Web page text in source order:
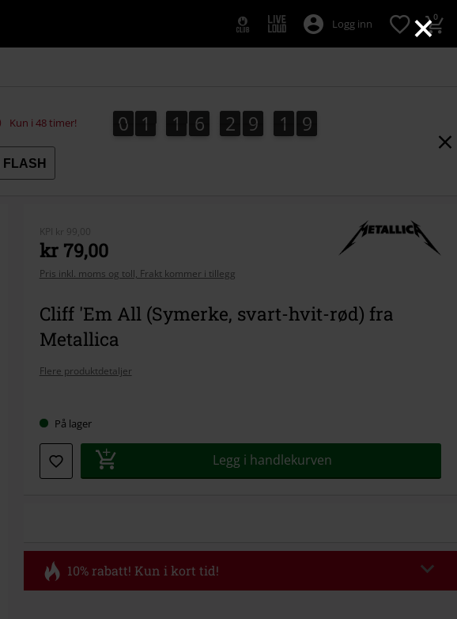
×
Logg inn 0
Kun i 48 timer! 0
0 1
1 1
1 6
6 2
2 9
9 1
2
1 7
8
7
9
8
FLASH
KPI kr 99,00
kr 79,00
Pris inkl. moms og toll, Frakt kommer i tillegg
Cliff 'Em All (Symerke, svart-hvit-rød) fra
Metallica
Flere produktdetaljer
Velg
størrelse
På lager
Legg i handlekurven
10% rabatt! Kun i kort tid!